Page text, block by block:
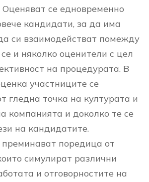
Оценяват се едновременно
кандидати, за да има
си взаимодействат помежду
и няколко оценители с цел
на процедурата. В
участниците се
гледна точка на културата и
компанията и доколко те се
на кандидатите.
поредица от
симулират различни
и отговорностите на